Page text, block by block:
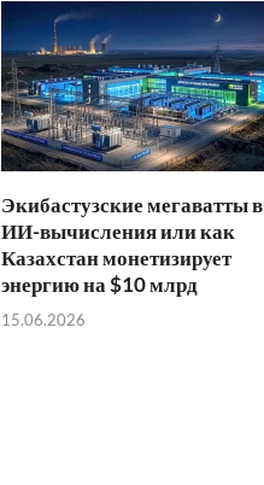
Экибастузские мегаватты в
ИИ-вычисления или как
Казахстан монетизирует
энергию на $10 млрд
15.06.2026